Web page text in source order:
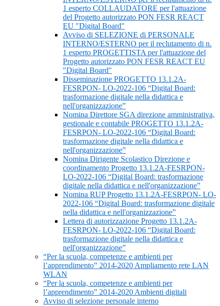
1 esperto COLLAUDATORE per l'attuazione
del Progetto autorizzato PON FESR REACT
EU "Digital Board"
Avviso di SELEZIONE di PERSONALE
INTERNO/ESTERNO per il reclutamento di n.
1 esperto PROGETTISTA per l'attuazione del
Progetto autorizzato PON FESR REACT EU
"Digital Board"
Disseminazione PROGETTO 13.1.2A-
FESRPON- LO-2022-106 “Digital Board:
trasformazione digitale nella didattica e
nell'organizzazione”
Nomina Direttore SGA direzione amministrativa,
gestionale e contabile PROGETTO 13.1.2A-
FESRPON- LO-2022-106 “Digital Board:
trasformazione digitale nella didattica e
nell'organizzazione”
Nomina Dirigente Scolastico Direzione e
coordinamento Progetto 13.1.2A-FESRPON-
LO-2022-106 “Digital Board: trasformazione
digitale nella didattica e nell'organizzazione”
Nomina RUP Progetto 13.1.2A-FESRPON- LO-
2022-106 “Digital Board: trasformazione digitale
nella didattica e nell'organizzazione”
Lettera di autorizzazione Progetto 13.1.2A-
FESRPON- LO-2022-106 “Digital Board:
trasformazione digitale nella didattica e
nell'organizzazione”
“Per la scuola, competenze e ambienti per
l’apprendimento” 2014-2020 Ampliamento rete LAN
WLAN
“Per la scuola, competenze e ambienti per
l’apprendimento” 2014-2020 Ambienti digitali
Avviso di selezione personale interno